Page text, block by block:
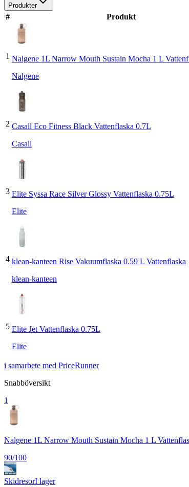
Produkter
# Produkt
1 Nalgene 1L Narrow Mouth Sustain Mocha 1 L
Nalgene
2 Casall Eco Fitness Black Vattenflaska 0.7L
Casall
3 Elite Syssa Race Silver Glossy Vattenflaska 0.75L
Elite
4 klean-kanteen Rise Vakuumflaska 0.59 L Vattenflaska
klean-kanteen
5 Elite Jet Vattenflaska 0.75L
Elite
i samarbete med PriceRunner
Snabböversikt
1
Nalgene 1L Narrow Mouth Sustain Mocha 1 L
90/100
SkidresorI lager